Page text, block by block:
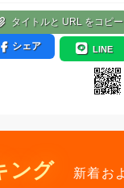
タイトルと URL をコピー
シェア LINE
ング 新着お